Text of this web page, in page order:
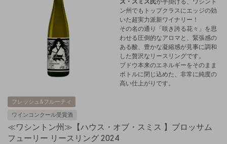
ズ・スミス氏が手掛ける、ワシント
ン州でもトップクラスにエッジの効
いた超実力派新ワイナリー！
その名の通り「咲き誇る花々」を思
わせる圧倒的なアロマと、緊張感の
ある酸、豊かな凝縮感が見事に調和
した贅沢なリースリングです。
ブドウ本来のエネルギーをそのまま
ボトルに閉じ込めた、非常に純度の
高い仕上がりです。
フレッシュ&フルーティ
ワインコンクール受賞酒
≪ワシントン州≫【ハウス・オブ・スミス 】ブロッサム
フューリー リースリング 2024